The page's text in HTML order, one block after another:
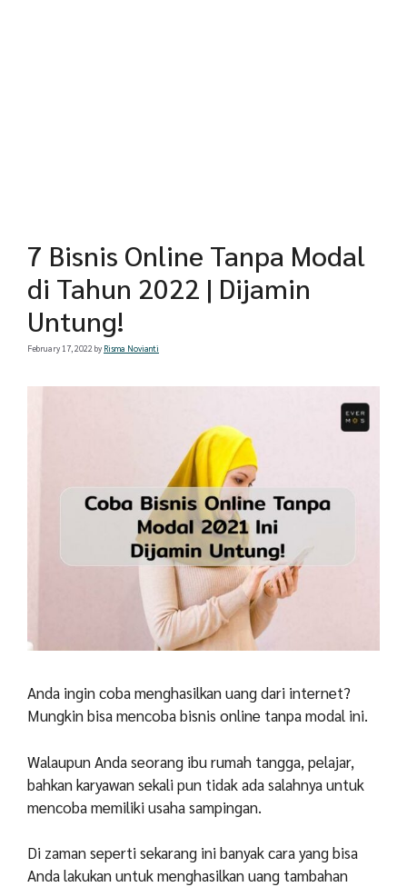
7 Bisnis Online Tanpa Modal
di Tahun 2022 | Dijamin
Untung!
February 17, 2022 by Risma Novianti
Anda ingin coba menghasilkan uang dari internet?
Mungkin bisa mencoba bisnis online tanpa modal ini.
Walaupun Anda seorang ibu rumah tangga, pelajar,
bahkan karyawan sekali pun tidak ada salahnya untuk
mencoba memiliki usaha sampingan.
Di zaman seperti sekarang ini banyak cara yang bisa
Anda lakukan untuk menghasilkan uang tambahan